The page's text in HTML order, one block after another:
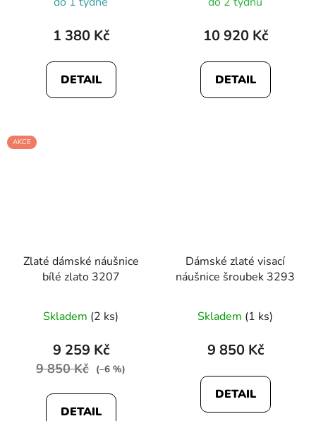
1 380 Kč
DETAIL
10 920 Kč
DETAIL
AKCE
Zlaté dámské náušnice
bílé zlato 3207
Skladem (2 ks)
9 259 Kč
9 850 Kč (–6 %)
DETAIL
Dámské zlaté visací
náušnice šroubek 3293
hodnocení
produktu
5,0
z
Skladem (1 ks)
9 850 Kč
DETAIL